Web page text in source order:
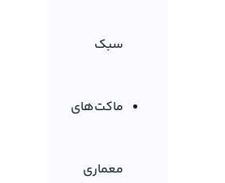
سبک
ماکت‌های
معماری